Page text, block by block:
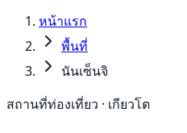
หน้าแรก
พื้นที่
นันเซ็นจิ
สถานที่ท่องเที่ยว · เกียวโต